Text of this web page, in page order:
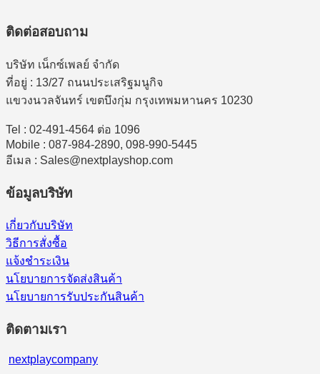
ติดต่อสอบถาม
บริษัท เน็กซ์เพลย์ จำกัด
ที่อยู่ : 13/27 ถนนประเสริฐมนูกิจ
แขวงนวลจันทร์ เขตบึงกุ่ม กรุงเทพมหานคร 10230
Tel : 02-491-4564 ต่อ 1096
Mobile : 087-984-2890, 098-990-5445
อีเมล : Sales@nextplayshop.com
ข้อมูลบริษัท
เกี่ยวกับบริษัท
วิธีการสั่งซื้อ
แจ้งชำระเงิน
นโยบายการจัดส่งสินค้า
นโยบายการรับประกันสินค้า
ติดตามเรา
nextplaycompany